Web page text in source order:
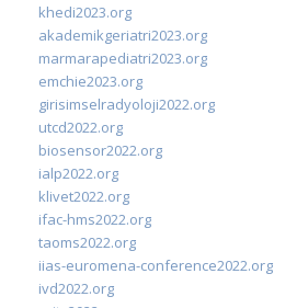
khedi2023.org
akademikgeriatri2023.org
marmarapediatri2023.org
emchie2023.org
girisimselradyoloji2022.org
utcd2022.org
biosensor2022.org
ialp2022.org
klivet2022.org
ifac-hms2022.org
taoms2022.org
iias-euromena-conference2022.org
ivd2022.org